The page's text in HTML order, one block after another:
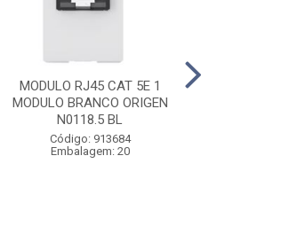
MODULO RJ45 CAT 5E 1
MODULO BRANCO ORIGEN
N0118.5 BL
Código: 913684
Embalagem: 20